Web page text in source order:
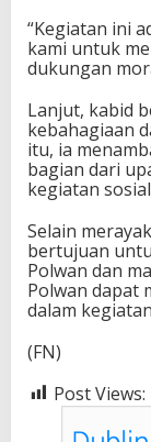
“Kegiatan ini
kami untuk
dukungan
Lanjut, kabid
kebahagiaan
itu, ia
bagian dari
kegiatan
Selain
bertujuan
Polwan dan
Polwan dapat
dalam
(FN)
Post Views: